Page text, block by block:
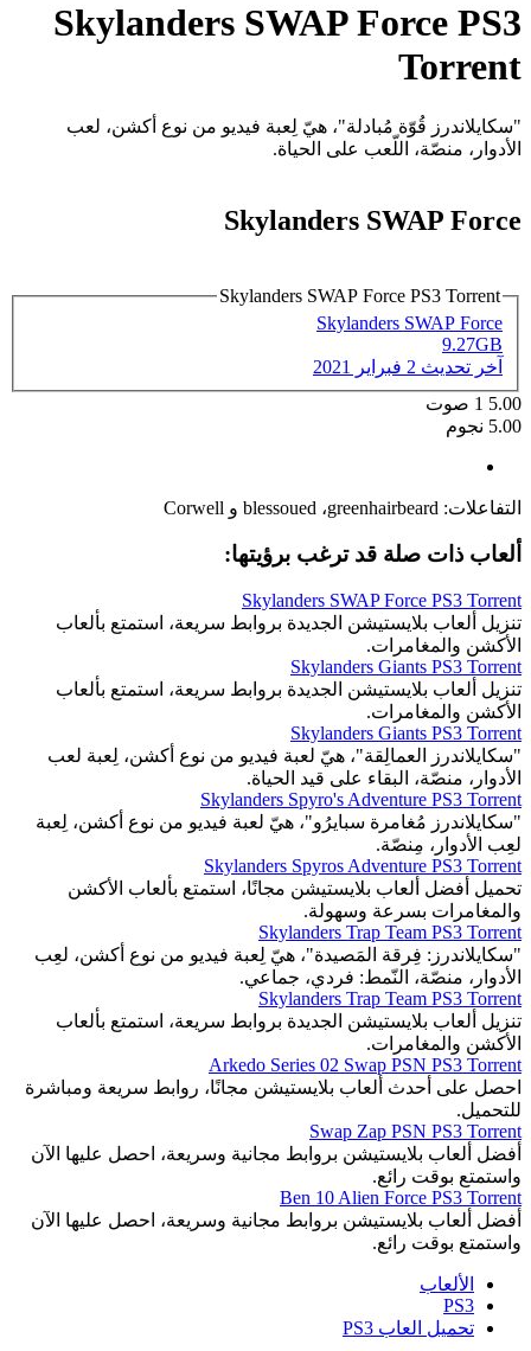
Skylanders SWAP Force PS3
Torrent
"سكايلاندرز قُوّة مُبادلة"، هيّ لِعبة فيديو من نوع أكشن، لعب
الأدوار، منصّة، اللّعب على الحياة.
Skylanders SWAP Force
Skylanders SWAP Force PS3 Torrent
Skylanders SWAP Force
9.27GB
آخر تحديث 2 فبراير 2021
5.00
1 صوت
5.00 نجوم
التفاعلات: greenhairbeard، blessoued و Corwell
ألعاب ذات صلة قد ترغب برؤيتها:
Skylanders SWAP Force PS3 Torrent
تنزيل ألعاب بلايستيشن الجديدة بروابط سريعة، استمتع بألعاب
الأكشن والمغامرات.
Skylanders Giants PS3 Torrent
تنزيل ألعاب بلايستيشن الجديدة بروابط سريعة، استمتع بألعاب
الأكشن والمغامرات.
Skylanders Giants PS3 Torrent
"سكايلاندرز العمالِقة"، هيّ لعبة فيديو من نوع أكشن، لِعبة لعب
الأدوار، منصّة، البقاء على قيد الحياة.
Skylanders Spyro's Adventure PS3 Torrent
"سكايلاندرز مُغامرة سبايرُو"، هيّ لعبة فيديو من نوع أكشن، لِعبة
لعِب الأدوار، مِنصّة.
Skylanders Spyros Adventure PS3 Torrent
تحميل أفضل ألعاب بلايستيشن مجانًا، استمتع بألعاب الأكشن
والمغامرات بسرعة وسهولة.
Skylanders Trap Team PS3 Torrent
"سكايلاندرز: فِرقة المَصيدة"، هيّ لِعبة فيديو من نوع أكشن، لعِب
الأدوار، منصّة، النّمط: فردي، جماعي.
Skylanders Trap Team PS3 Torrent
تنزيل ألعاب بلايستيشن الجديدة بروابط سريعة، استمتع بألعاب
الأكشن والمغامرات.
Arkedo Series 02 Swap PSN PS3 Torrent
احصل على أحدث ألعاب بلايستيشن مجانًا، روابط سريعة ومباشرة
للتحميل.
Swap Zap PSN PS3 Torrent
أفضل ألعاب بلايستيشن بروابط مجانية وسريعة، احصل عليها الآن
واستمتع بوقت رائع.
Ben 10 Alien Force PS3 Torrent
أفضل ألعاب بلايستيشن بروابط مجانية وسريعة، احصل عليها الآن
واستمتع بوقت رائع.
الألعاب
PS3
تحميل العاب PS3